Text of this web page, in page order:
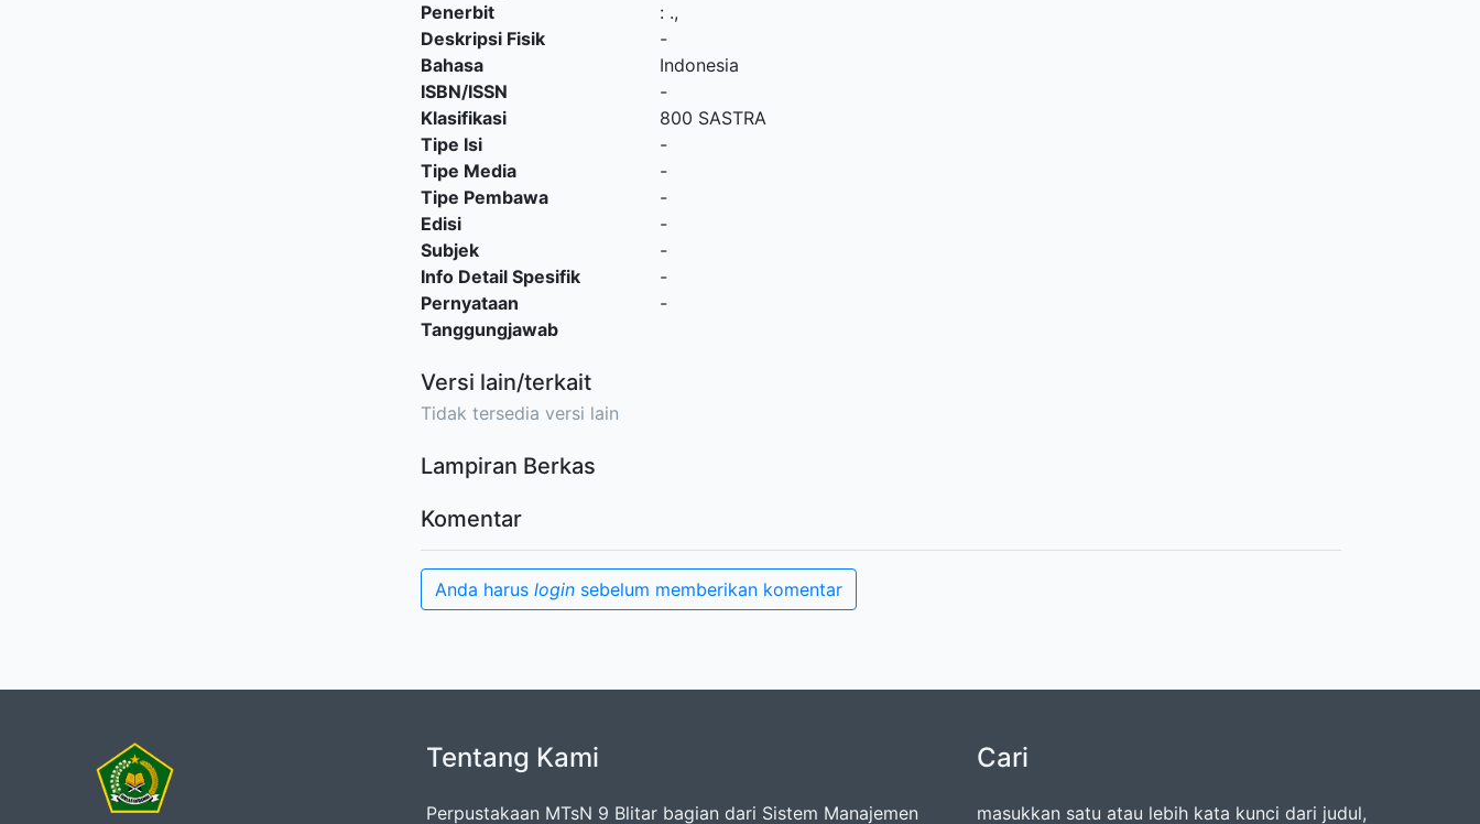
Penerbit
: .,
Deskripsi Fisik
-
Bahasa
Indonesia
ISBN/ISSN
-
Klasifikasi
800 SASTRA
Tipe Isi
-
Tipe Media
-
Tipe Pembawa
-
Edisi
-
Subjek
-
Info Detail Spesifik
-
Pernyataan
Tanggungjawab
-
Versi lain/terkait
Tidak tersedia versi lain
Lampiran Berkas
Komentar
Anda harus login sebelum memberikan komentar
Tentang Kami
Perpustakaan MTsN 9 Blitar bagian dari Sistem Manajemen
Cari
masukkan satu atau lebih kata kunci dari judul,